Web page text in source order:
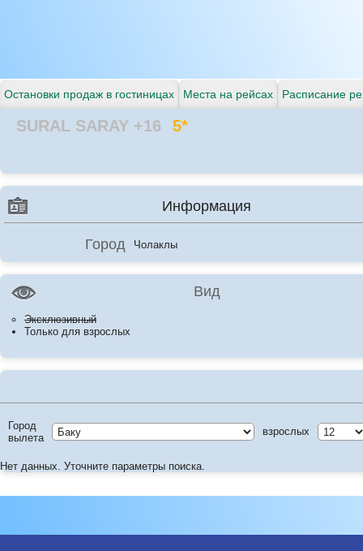
Остановки продаж в гостиницах Места на рейсах Расписание
SURAL SARAY +16 5*
Информация
Город Чолаклы
Вид
Эксклюзивный
Только для взрослых
Город
вылета
взрослых
Нет данных. Уточните параметры поиска.